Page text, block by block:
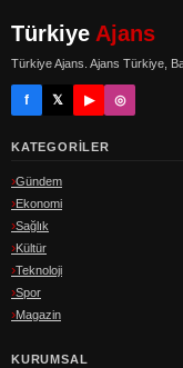
Türkiye Ajans
Türkiye Ajans. Ajans Türkiye,
f 𝕏 ▶ ◎
KATEGORILER
Gündem
Ekonomi
Sağlık
Kültür
Teknoloji
Spor
Magazin
KURUMSAL